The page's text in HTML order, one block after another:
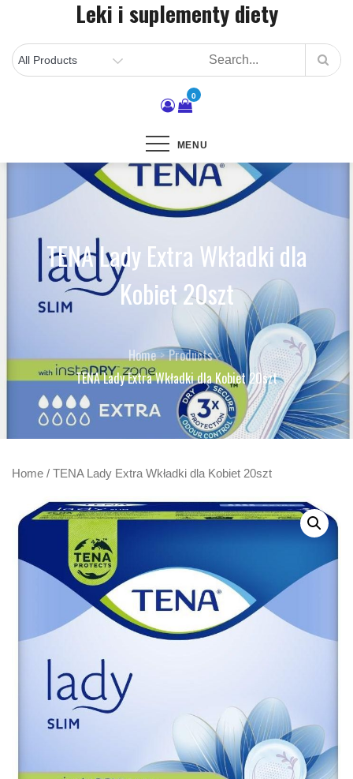
content
Leki i suplementy diety
0
MENU
TENA Lady Extra Wkładki dla
Kobiet 20szt
Home
Products
TENA Lady Extra Wkładki dla Kobiet 20szt
Home / TENA Lady Extra Wkładki dla Kobiet 20szt